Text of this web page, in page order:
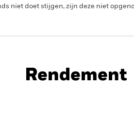
niet doet stijgen, zijn deze niet
Rendement
Rendement